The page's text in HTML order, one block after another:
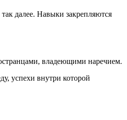
далее. Навыки закрепляются
владеющими наречием.
успехи внутри которой